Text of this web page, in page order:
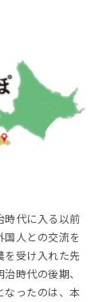
時代に入る以前
国人との交流を
を受け入れた先
時代の後期、
なったのは、本